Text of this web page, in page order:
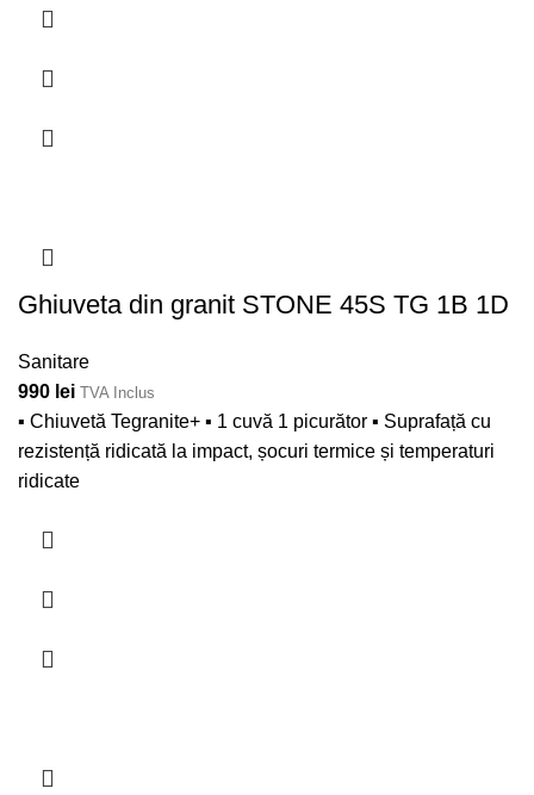
Ghiuveta din granit STONE 45S TG 1B 1D
Sanitare
990 lei TVA Inclus
▪ Chiuvetă Tegranite+ ▪ 1 cuvă 1 picurător ▪ Suprafață cu
rezistență ridicată la impact, șocuri termice și temperaturi
ridicate